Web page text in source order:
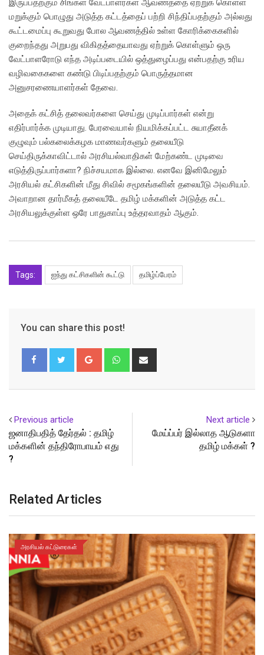
இருப்பதற்கும் சிங்கள வேட்பாளர்கள் ஆவணத்தை ஏற்றுக் கொள்ள
மறுக்கும் பொழுது அடுத்த கட்டத்தைப் பற்றி சிந்திப்பதற்கும் அல்லது
கூட்டமைப்பு கூறுவது போல ஆவணத்தில் உள்ள கோரிக்கைகளில்
குறைந்தது அறுபது விகிதத்தையாவது ஏற்றுக் கொள்ளும் ஒரு
வேட்பாளரோடு எந்த அடிப்படையில் ஒத்துழைப்பது என்பதற்கு உரிய
வழிவகைகளை கண்டு பிடிப்பதற்கும் பொருத்தமான
அனுசரணையாளர்கள் தேவை.
அதைக் கட்சித் தலைவர்களை செய்து முடிப்பார்கள் என்று
எதிர்பார்க்க முடியாது. பேரவையால் நியமிக்கப்பட்ட சுயாதீனக்
குழுவும் பல்கலைக்கழக மாணவர்களும் தலையீடு
செய்திருக்காவிட்டால் அரசியல்வாதிகள் மேற்கண்ட முடிவை
எடுத்திருப்பார்களா? நிச்சயமாக இல்லை. எனவே இனிமேலும்
அரசியல் கட்சிகளின் மீது சிவில் சமூகங்களின் தலையீடு அவசியம்.
அவாறான தார்மீகத் தலையீடே தமிழ் மக்களின் அடுத்த கட்ட
அரசியலுக்குள்ள ஒரே பாதுகாப்பு உத்தரவாதம் ஆகும்.
Tags: ஐந்து கட்சிகளின் கூட்டு தமிழ்ப்பேரம்
You can share this post!
Google+ Whatsapp
Previous article
ஜனாதிபதித் தேர்தல் : தமிழ்
மக்களின் தந்திரோபாயம் எது
?
Next article
மேய்ப்பர் இல்லாத ஆடுகளா
தமிழ் மக்கள் ?
Related Articles
அரசியல் கட்டுரைகள்